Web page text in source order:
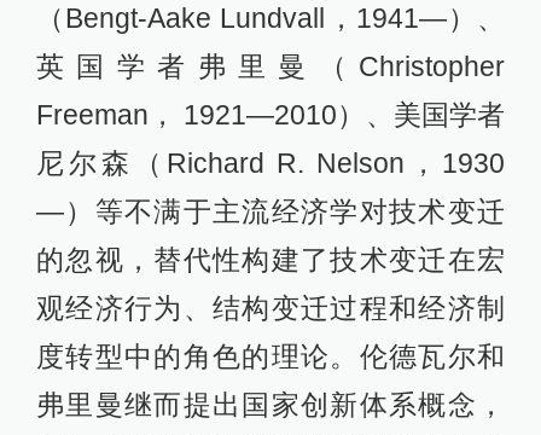
（Bengt-Aake Lundvall，1941—）、
英国学者弗里曼（Christopher
Freeman， 1921—2010）、美国学者
尼尔森（Richard R. Nelson，1930
—）等不满于主流经济学对技术变迁
的忽视，替代性构建了技术变迁在宏
观经济行为、结构变迁过程和经济制
度转型中的角色的理论。伦德瓦尔和
弗里曼继而提出国家创新体系概念，